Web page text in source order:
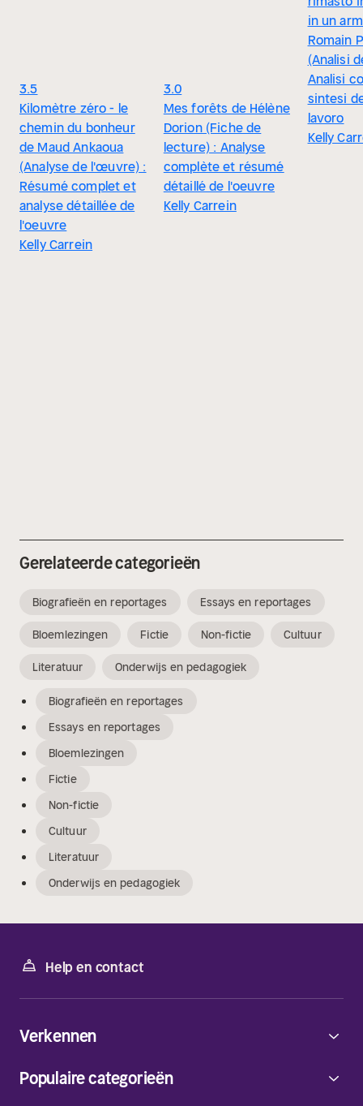
3.5
Kilomètre zéro - le
chemin du bonheur
de Maud Ankaoua
(Analyse de l'œuvre) :
Résumé complet et
analyse détaillée de
l'oeuvre
Kelly Carrein
3.0
Mes forêts de Hélène
Dorion (Fiche de
lecture) : Analyse
complète et résumé
détaillé de l'oeuvre
Kelly Carrein
in un
Romain
(Analisi
Analisi
sintesi
lavoro
Kelly
Gerelateerde categorieën
Biografieën en reportages Essays en reportages
Bloemlezingen Fictie Non-fictie Cultuur
Literatuur Onderwijs en pedagogiek
Biografieën en reportages
Essays en reportages
Bloemlezingen
Fictie
Non-fictie
Cultuur
Literatuur
Onderwijs en pedagogiek
Help en contact
Verkennen
Populaire categorieën